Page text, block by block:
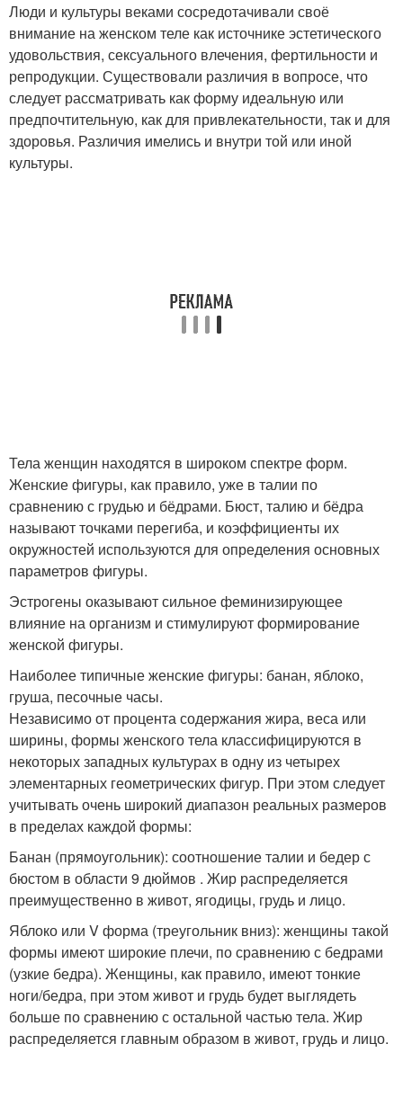
Люди и культуры веками сосредотачивали своё
внимание на женском теле как источнике эстетического
удовольствия, сексуального влечения, фертильности и
репродукции. Существовали различия в вопросе, что
следует рассматривать как форму идеальную или
предпочтительную, как для привлекательности, так и для
здоровья. Различия имелись и внутри той или иной
культуры.
Тела женщин находятся в широком спектре форм.
Женские фигуры, как правило, уже в талии по
сравнению с грудью и бёдрами. Бюст, талию и бёдра
называют точками перегиба, и коэффициенты их
окружностей используются для определения основных
параметров фигуры.
Эстрогены оказывают сильное феминизирующее
влияние на организм и стимулируют формирование
женской фигуры.
Наиболее типичные женские фигуры: банан, яблоко,
груша, песочные часы.
Независимо от процента содержания жира, веса или
ширины, формы женского тела классифицируются в
некоторых западных культурах в одну из четырех
элементарных геометрических фигур. При этом следует
учитывать очень широкий диапазон реальных размеров
в пределах каждой формы:
Банан (прямоугольник): соотношение талии и бедер с
бюстом в области 9 дюймов . Жир распределяется
преимущественно в живот, ягодицы, грудь и лицо.
Яблоко или V форма (треугольник вниз): женщины такой
формы имеют широкие плечи, по сравнению с бедрами
(узкие бедра). Женщины, как правило, имеют тонкие
ноги/бедра, при этом живот и грудь будет выглядеть
больше по сравнению с остальной частью тела. Жир
распределяется главным образом в живот, грудь и лицо.